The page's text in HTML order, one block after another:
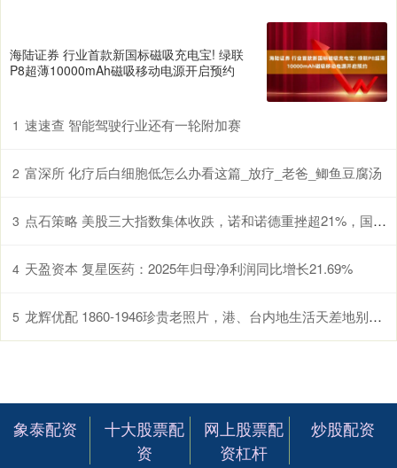
海陆证券 行业首款新国标磁吸充电宝! 绿联
P8超薄10000mAh磁吸移动电源开启预约
1 速速查 智能驾驶行业还有一轮附加赛
2 富深所 化疗后白细胞低怎么办看这篇_放疗_老爸_鲫鱼豆腐汤
3 点石策略 美股三大指数集体收跌，诺和诺德重挫超21%，国际油价涨超3%
4 天盈资本 复星医药：2025年归母净利润同比增长21.69%
5 龙辉优配 1860-1946珍贵老照片，港、台内地生活天差地别，地主豪绅太奢靡_普通百姓_时代_旧社会
象泰配资
十大股票配
资
网上股票配
资杠杆
炒股配资